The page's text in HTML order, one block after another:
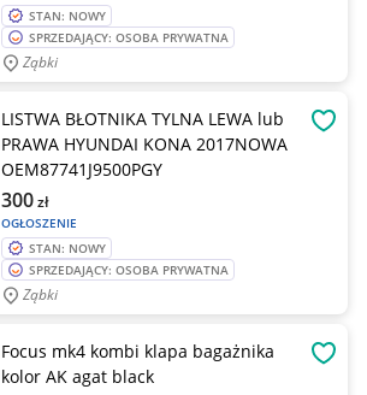
STAN: NOWY
SPRZEDAJĄCY: OSOBA PRYWATNA
Ząbki
LISTWA BŁOTNIKA TYLNA LEWA lub
PRAWA HYUNDAI KONA 2017NOWA
OEM87741J9500PGY
OGŁOSZENIE
300zł
STAN: NOWY
SPRZEDAJĄCY: OSOBA PRYWATNA
Ząbki
Focus mk4 kombi klapa bagażnika
kolor AK agat black